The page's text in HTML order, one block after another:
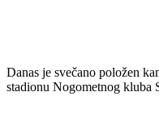
Danas je svečano položen
stadionu Nogometnog kluba